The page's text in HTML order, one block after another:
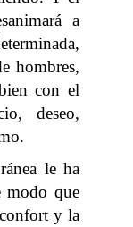
a
hombres,
con el
deseo,
le ha
modo que
y la